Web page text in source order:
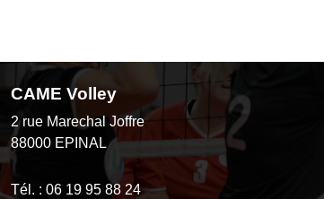
CAME Volley
2 rue Marechal Joffre
88000 EPINAL
Tél. : 06 19 95 88 24